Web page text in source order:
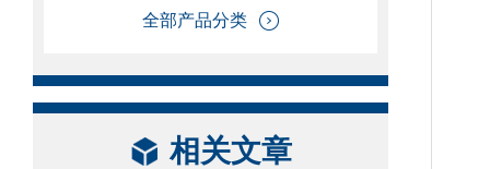
全部产品分类
相关文章